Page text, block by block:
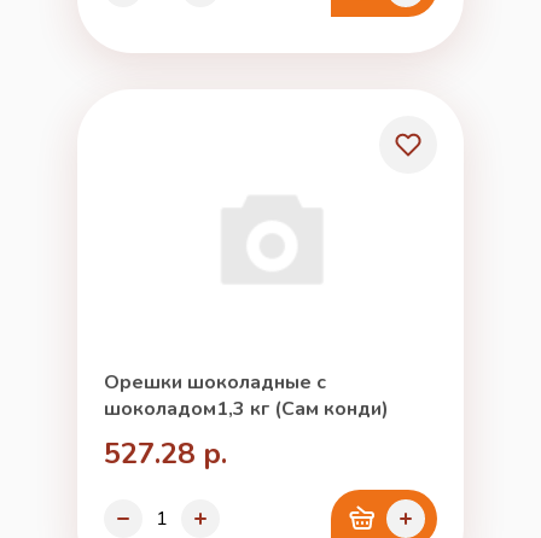
Орешки шоколадные с
шоколадом1,3 кг (Сам конди)
527.28 р.